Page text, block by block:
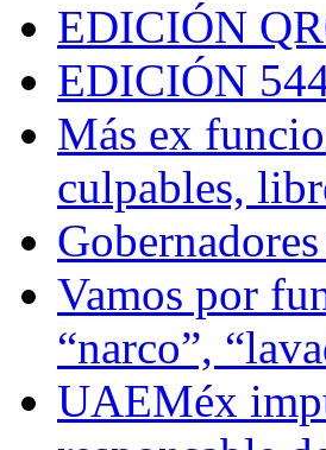
EDICIÓN
EDICIÓN
Más ex
culpables,
Vamos por
“narco”,
UAEMéx